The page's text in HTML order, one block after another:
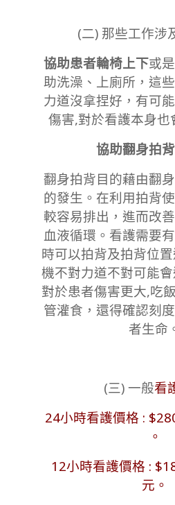
(二) 那些工作涉
協助患者輪椅上下或
助洗澡、上廁所，這
力道沒拿捏好，有可
傷害,對於看護本身也
協助翻身拍
翻身拍背目的藉由翻
的發生。在利用拍背
較容易排出，進而改
血液循環。看護需要
時可以拍背及拍背位
機不對力道不對可能
對於患者傷害更大,吃
管灌食，還得確認刻
者生命
(三) 一般看
24小時看護價格 :
。
12小時看護價格 :
元。